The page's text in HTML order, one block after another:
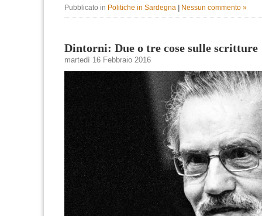
Pubblicato in Politiche in Sardegna | Nessun commento »
Dintorni: Due o tre cose sulle scritture
martedì 16 Febbraio 2016